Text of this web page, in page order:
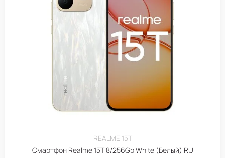
REALME 15T
Смартфон Realme 15T 8/256Gb White (Белый) RU